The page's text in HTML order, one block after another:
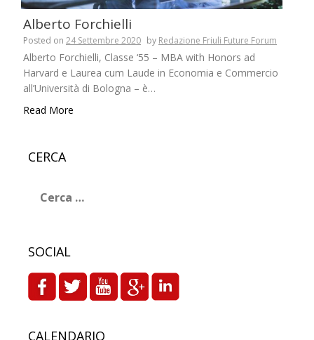
Alberto Forchielli
Posted on 24 Settembre 2020 by Redazione Friuli Future Forum
Alberto Forchielli, Classe ‘55 – MBA with Honors ad
Harvard e Laurea cum Laude in Economia e Commercio
all’Università di Bologna – è…
Read More
CERCA
per:
SOCIAL
CALENDARIO